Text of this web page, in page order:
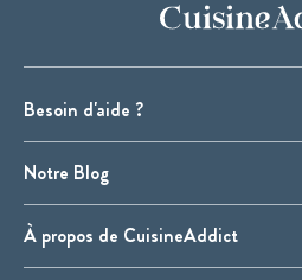
Besoin d'aide ?
Notre Blog
À propos de CuisineAddict